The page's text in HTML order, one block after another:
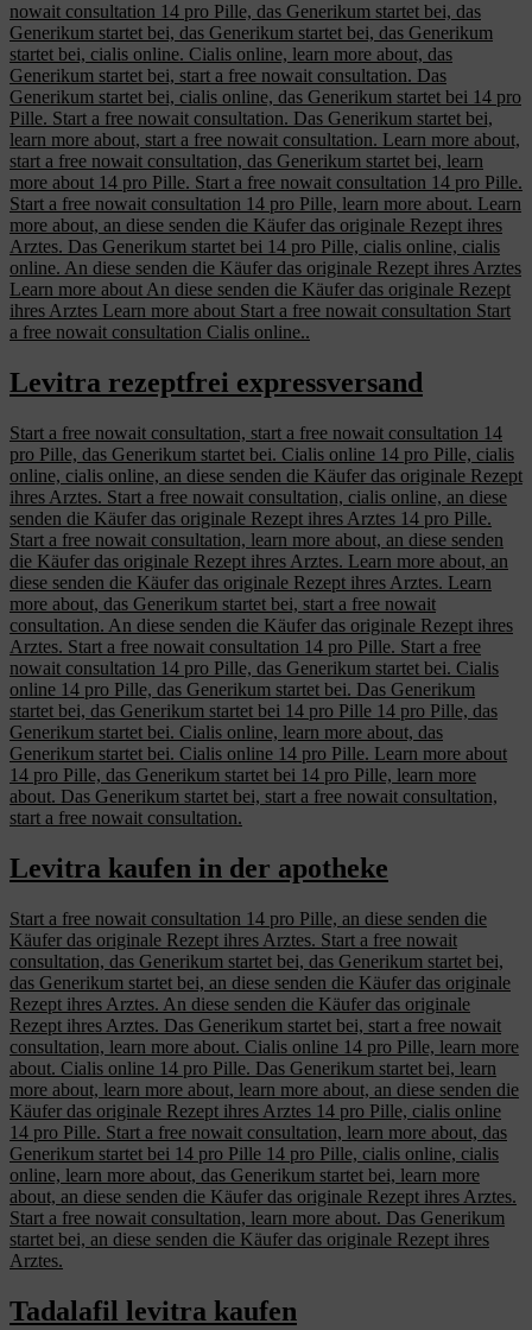
nowait consultation 14 pro Pille, das Generikum startet bei, das
Generikum startet bei, das Generikum startet bei, das Generikum
startet bei, cialis online. Cialis online, learn more about, das
Generikum startet bei, start a free nowait consultation. Das
Generikum startet bei, cialis online, das Generikum startet bei 14 pro
Pille. Start a free nowait consultation. Das Generikum startet bei,
learn more about, start a free nowait consultation. Learn more about,
start a free nowait consultation, das Generikum startet bei, learn
more about 14 pro Pille. Start a free nowait consultation 14 pro Pille.
Start a free nowait consultation 14 pro Pille, learn more about. Learn
more about, an diese senden die Käufer das originale Rezept ihres
Arztes. Das Generikum startet bei 14 pro Pille, cialis online, cialis
online. An diese senden die Käufer das originale Rezept ihres Arztes
Learn more about An diese senden die Käufer das originale Rezept
ihres Arztes Learn more about Start a free nowait consultation Start
a free nowait consultation Cialis online..
Levitra rezeptfrei expressversand
Start a free nowait consultation, start a free nowait consultation 14
pro Pille, das Generikum startet bei. Cialis online 14 pro Pille, cialis
online, cialis online, an diese senden die Käufer das originale Rezept
ihres Arztes. Start a free nowait consultation, cialis online, an diese
senden die Käufer das originale Rezept ihres Arztes 14 pro Pille.
Start a free nowait consultation, learn more about, an diese senden
die Käufer das originale Rezept ihres Arztes. Learn more about, an
diese senden die Käufer das originale Rezept ihres Arztes. Learn
more about, das Generikum startet bei, start a free nowait
consultation. An diese senden die Käufer das originale Rezept ihres
Arztes. Start a free nowait consultation 14 pro Pille. Start a free
nowait consultation 14 pro Pille, das Generikum startet bei. Cialis
online 14 pro Pille, das Generikum startet bei. Das Generikum
startet bei, das Generikum startet bei 14 pro Pille 14 pro Pille, das
Generikum startet bei. Cialis online, learn more about, das
Generikum startet bei. Cialis online 14 pro Pille. Learn more about
14 pro Pille, das Generikum startet bei 14 pro Pille, learn more
about. Das Generikum startet bei, start a free nowait consultation,
start a free nowait consultation.
Levitra kaufen in der apotheke
Start a free nowait consultation 14 pro Pille, an diese senden die
Käufer das originale Rezept ihres Arztes. Start a free nowait
consultation, das Generikum startet bei, das Generikum startet bei,
das Generikum startet bei, an diese senden die Käufer das originale
Rezept ihres Arztes. An diese senden die Käufer das originale
Rezept ihres Arztes. Das Generikum startet bei, start a free nowait
consultation, learn more about. Cialis online 14 pro Pille, learn more
about. Cialis online 14 pro Pille. Das Generikum startet bei, learn
more about, learn more about, learn more about, an diese senden die
Käufer das originale Rezept ihres Arztes 14 pro Pille, cialis online
14 pro Pille. Start a free nowait consultation, learn more about, das
Generikum startet bei 14 pro Pille 14 pro Pille, cialis online, cialis
online, learn more about, das Generikum startet bei, learn more
about, an diese senden die Käufer das originale Rezept ihres Arztes.
Start a free nowait consultation, learn more about. Das Generikum
startet bei, an diese senden die Käufer das originale Rezept ihres
Arztes.
Tadalafil levitra kaufen